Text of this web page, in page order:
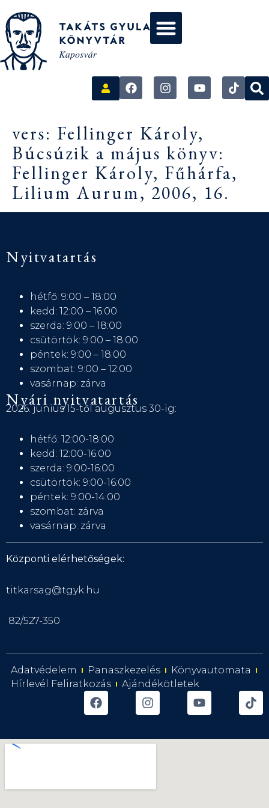
vers: Fellinger Károly,
Búcsúzik a május könyv:
Fellinger Károly, Fűhárfa,
Lilium Aurum, 2006, 16.
Nyitvatartás
hétfő: 9:00 – 18:00
kedd: 12:00 – 16:00
szerda: 9:00 – 18:00
csütörtök: 9:00 – 18:00
péntek: 9:00 – 18:00
szombat: 9:00 – 12:00
vasárnap: zárva
Nyári nyitvatartás
2026. június 15-től augusztus 30-ig:
hétfő: 12:00-18:00
kedd: 12:00-16:00
szerda: 9:00-16:00
csütörtök: 9:00-16:00
péntek: 9:00-14:00
szombat: zárva
vasárnap: zárva
Központi elérhetőségek:
titkarsag@tgyk.hu
82/527-350
Adatvédelem Panaszkezelés
Könyvautomata
Hírlevél Feliratkozás
Ajándékötletek